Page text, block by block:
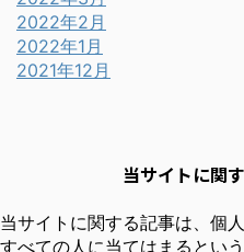
2022年2月
2022年1月
2021年12月
当サイトに関
当サイトに関する記事は、個
すべての人に当てはまるとい